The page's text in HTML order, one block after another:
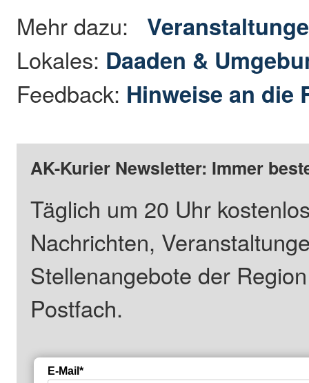
Mehr dazu:
Lokales: Daaden &
Feedback: Hinweise an die
AK-Kurier Newsletter: Immer
Täglich um 20 Uhr
Nachrichten,
Stellenangebote der
Postfach.
E-Mail*